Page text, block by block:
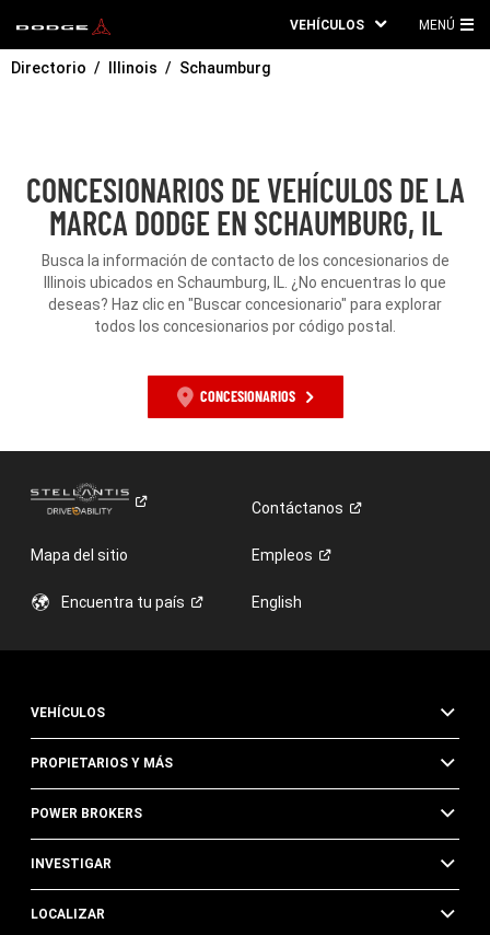
VEHÍCULOS MENÚ
Directorio Illinois Schaumburg
CONCESIONARIOS DE VEHÍCULOS DE LA
MARCA DODGE EN SCHAUMBURG, IL
Busca la información de contacto de los concesionarios de
Illinois ubicados en Schaumburg, IL. ¿No encuentras lo que
deseas? Haz clic en "Buscar concesionario" para explorar
todos los concesionarios por código postal.
CONCESIONARIOS
Contáctanos
Mapa del sitio Empleos
Encuentra tu país English
VEHÍCULOS
PROPIETARIOS Y MÁS
POWER BROKERS
INVESTIGAR
LOCALIZAR